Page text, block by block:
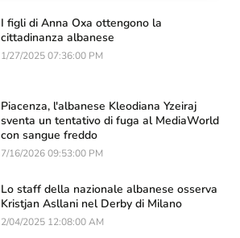
I figli di Anna Oxa ottengono la
cittadinanza albanese
1/27/2025 07:36:00 PM
Piacenza, l'albanese Kleodiana Yzeiraj
sventa un tentativo di fuga al MediaWorld
con sangue freddo
7/16/2026 09:53:00 PM
Lo staff della nazionale albanese osserva
Kristjan Asllani nel Derby di Milano
2/04/2025 12:08:00 AM